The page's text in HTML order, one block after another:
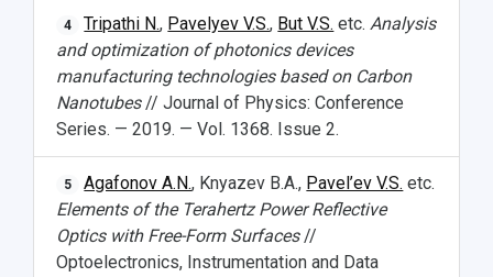
4 Tripathi N., Pavelyev V.S., But V.S. etc.Analysis
and optimization of photonics devices
manufacturing technologies based on Carbon
Nanotubes// Journal of Physics: Conference
Series. — 2019. — Vol. 1368. Issue 2.
5 Agafonov A.N., Knyazev B.A., Pavel’ev V.S. etc.
Elements of the Terahertz Power Reflective
Optics with Free-Form Surfaces//
Optoelectronics, Instrumentation and Data